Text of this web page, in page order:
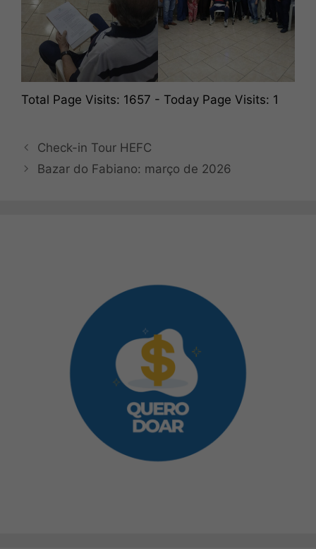
Total Page Visits: 1657 - Today Page Visits: 1
Check-in Tour HEFC
Bazar do Fabiano: março de 2026